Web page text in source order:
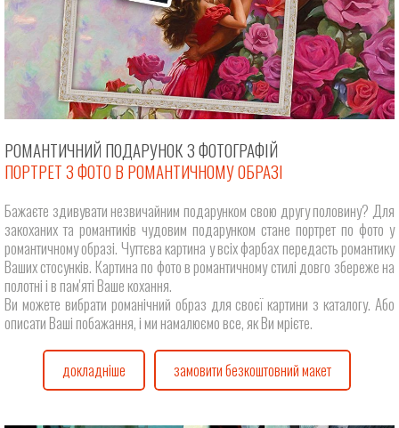
РОМАНТИЧНИЙ ПОДАРУНОК З ФОТОГРАФІЙ
ПОРТРЕТ З ФОТО В РОМАНТИЧНОМУ ОБРАЗІ
Бажаєте здивувати незвичайним подарунком свою другу половину? Для
закоханих та романтиків чудовим подарунком стане портрет по фото у
романтичному образі. Чуттєва картина у всіх фарбах передасть романтику
Ваших стосунків. Картина по фото в романтичному стилі довго збереже на
полотні і в пам'яті Ваше кохання.
Ви можете вибрати романічний образ для своєї картини з каталогу. Або
описати Ваші побажання, і ми намалюємо все, як Ви мрієте.
докладніше замовити безкоштовний макет